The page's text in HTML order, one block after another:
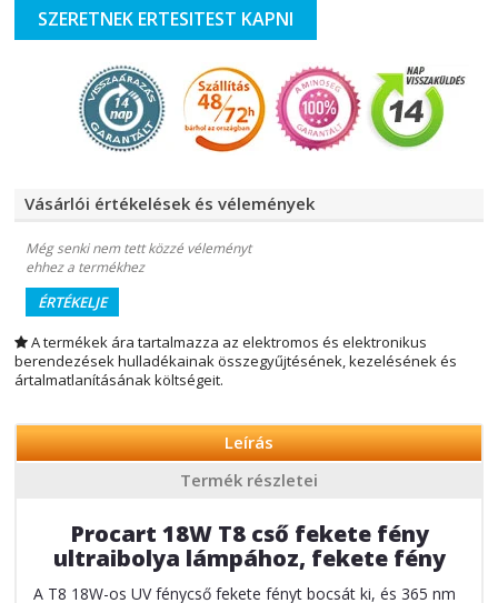
SZERETNEK ERTESITEST KAPNI
Vásárlói értékelések és vélemények
Még senki nem tett közzé véleményt
ehhez a termékhez
ÉRTÉKELJE
A termékek ára tartalmazza az elektromos és elektronikus
berendezések hulladékainak összegyűjtésének, kezelésének és
ártalmatlanításának költségeit.
Leírás
Termék részletei
Procart 18W T8 cső fekete fény
ultraibolya lámpához, fekete fény
A T8 18W-os UV fénycső fekete fényt bocsát ki, és 365 nm